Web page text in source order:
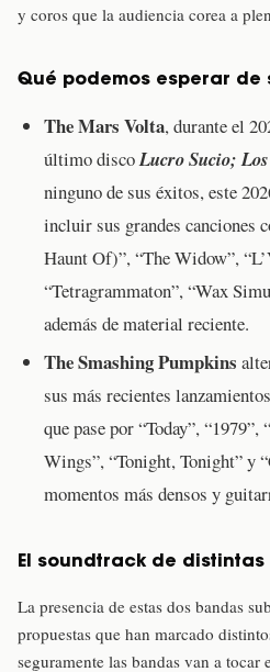
y coros que la audiencia corea a
Qué podemos esperar de
The Mars Volta, durante el
último discoLucro Sucio;
ninguno de sus éxitos, este
incluir sus grandes canciones
Haunt Of)”, “The Widow”,
“Tetragrammaton”, “Wax
además de material reciente.
The Smashing Pumpkins
sus más recientes
que pase por “Today”,
Wings”, “Tonight, Tonight” y
momentos más densos y
El soundtrack de
La presencia de estas dos bandas
propuestas que han marcado
seguramente las bandas van a tocar